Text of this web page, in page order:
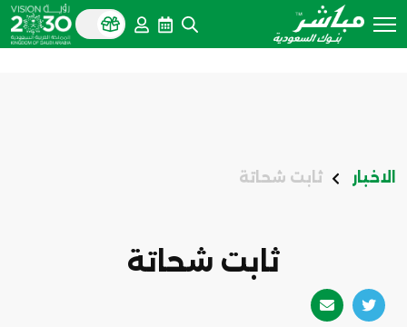
الاخبار ثابت شحاتة
ثابت شحاتة